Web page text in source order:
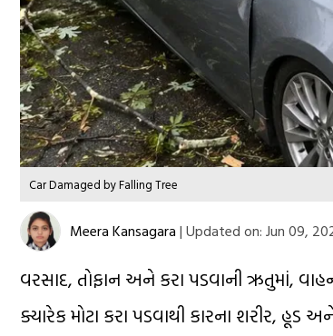
Car Damaged by Falling Tree
Meera Kansagara | Updated on: Jun 09,
વરસાદ, તોફાન અને કરા પડવાની ઋતુમાં,
ક્યારેક મોટા કરા પડવાથી કારના શરીર,